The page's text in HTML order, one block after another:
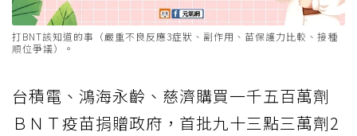
打BNT該知道的事（嚴重不良反應3症狀、副作用、苗保護力比較、接種
順位爭議）。
台積電、鴻海永齡、慈濟購買一千五百萬劑
ＢＮＴ疫苗捐贈政府，首批九十三點三萬劑2